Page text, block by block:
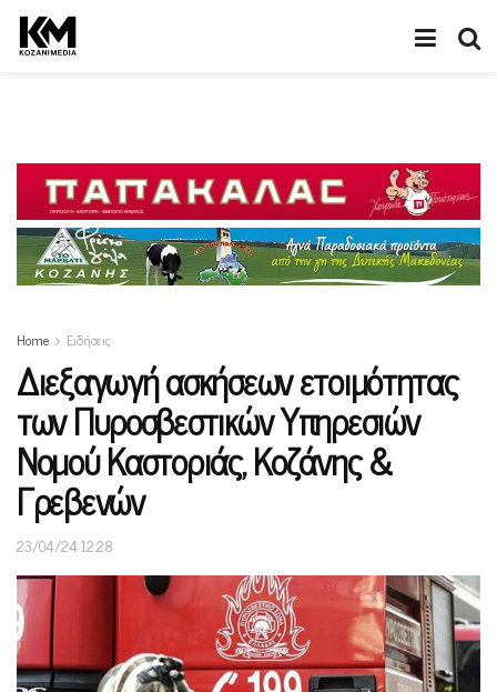
Home Ειδήσεις
Διεξαγωγή ασκήσεων ετοιμότητας
των Πυροσβεστικών Υπηρεσιών
Νομού Καστοριάς, Κοζάνης &
Γρεβενών
23/04/24 12:28